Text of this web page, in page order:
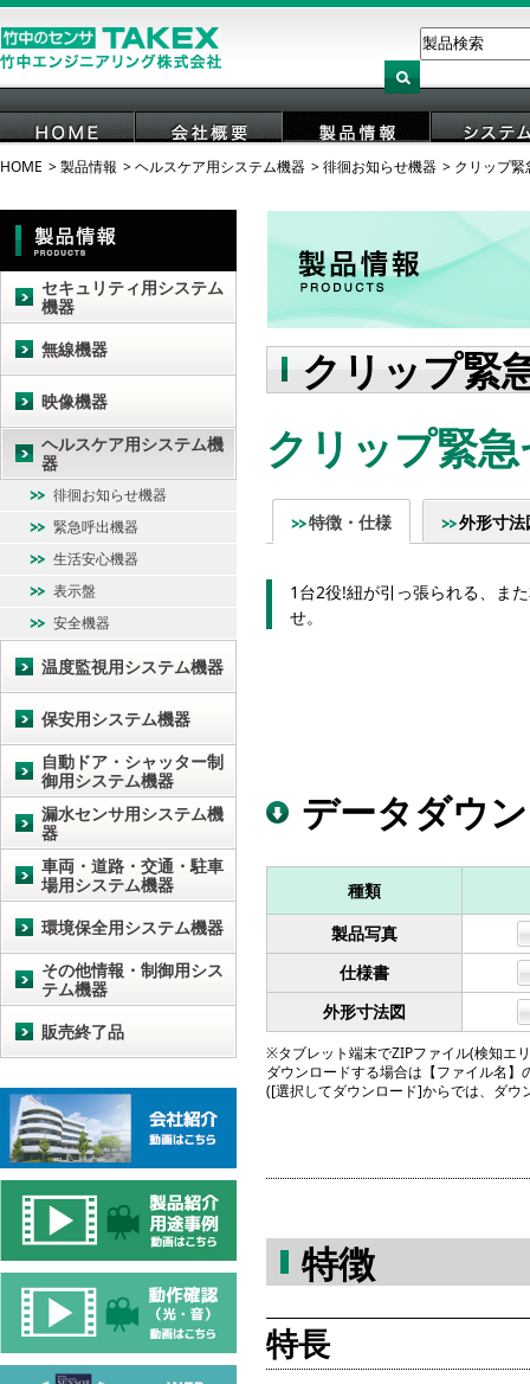
HOME 会社概要 製品情報 システ
HOME 製品情報 ヘルスケア用システム機器 徘徊お知らせ機器 クリップ
クリップ緊
クリップ緊
特徴・仕様 外形寸法
1台2役!紐が引っ張られる、ま
せ。
データダウ
種類
製品写真
仕様書
外形寸法図
※タブレット端末でZIPファイル(検知エ
ダウンロードする場合は【ファイル名
([選択してダウンロード]からでは、ダ
特徴
特長
セキュリティ用システム
機器
無線機器
映像機器
ヘルスケア用システム機
器
徘徊お知らせ機器
緊急呼出機器
生活安心機器
表示盤
安全機器
温度監視用システム機器
保安用システム機器
自動ドア・シャッター制
御用システム機器
漏水センサ用システム機
器
車両・道路・交通・駐車
場用システム機器
環境保全用システム機器
その他情報・制御用シス
テム機器
販売終了品